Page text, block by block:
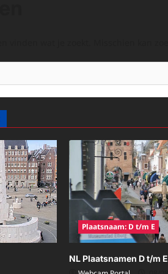
Plaatsnaam: D t/m E
NL Plaatsnamen D t/m E